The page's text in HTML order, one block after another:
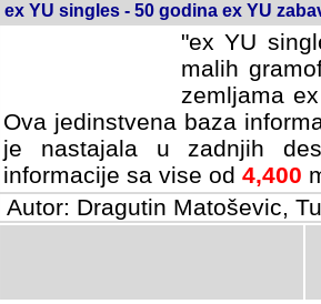
ex YU singles - 50 godina ex YU
"ex YU
malih
zemljama
Ova jedinstvena baza
je nastajala u zadnjih
informacije sa vise od 4,400
Autor: Dragutin Matoševic,